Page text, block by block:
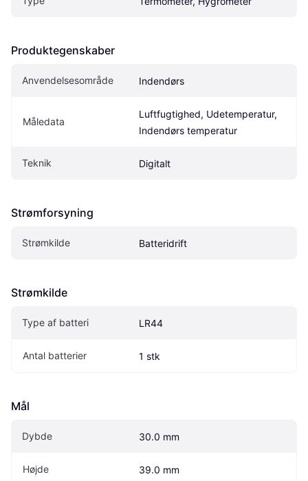
Produktegenskaber
Anvendelsesområde Indendørs
Måledata
Luftfugtighed, Udetemperatur,
Indendørs temperatur
Teknik Digitalt
Strømforsyning
Strømkilde Batteridrift
Strømkilde
Type af batteri LR44
Antal batterier 1 stk
Mål
Dybde 30.0 mm
Højde 39.0 mm